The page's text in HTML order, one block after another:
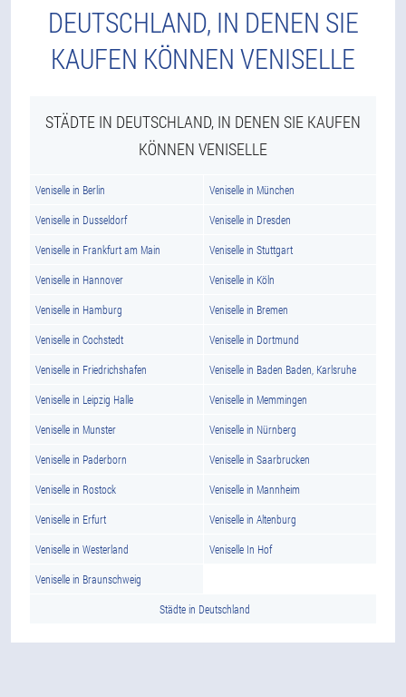
DEUTSCHLAND, IN DENEN SIE
KAUFEN KÖNNEN VENISELLE
STÄDTE IN DEUTSCHLAND, IN DENEN SIE KAUFEN
KÖNNEN VENISELLE
Veniselle in Berlin Veniselle in München
Veniselle in Dusseldorf Veniselle in Dresden
Veniselle in Frankfurt am Main Veniselle in Stuttgart
Veniselle in Hannover Veniselle in Köln
Veniselle in Hamburg Veniselle in Bremen
Veniselle in Cochstedt Veniselle in Dortmund
Veniselle in Friedrichshafen Veniselle in Baden Baden, Karlsruhe
Veniselle in Leipzig Halle Veniselle in Memmingen
Veniselle in Munster Veniselle in Nürnberg
Veniselle in Paderborn Veniselle in Saarbrucken
Veniselle in Rostock Veniselle in Mannheim
Veniselle in Erfurt Veniselle in Altenburg
Veniselle in Westerland Veniselle In Hof
Veniselle in Braunschweig
Städte in Deutschland